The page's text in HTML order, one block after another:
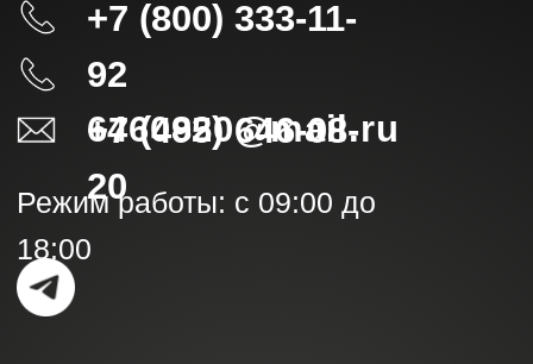
Политика конфиденциальности
персональных данных